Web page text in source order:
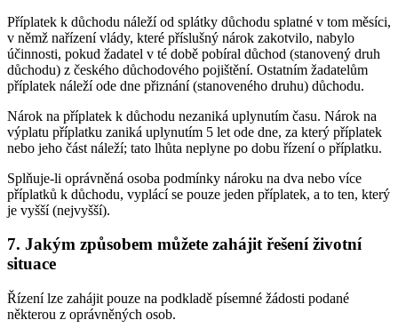
Příplatek k důchodu náleží od splátky důchodu splatné v tom měsíci,
v němž nařízení vlády, které příslušný nárok zakotvilo, nabylo
účinnosti, pokud žadatel v té době pobíral důchod (stanovený druh
důchodu) z českého důchodového pojištění. Ostatním žadatelům
příplatek náleží ode dne přiznání (stanoveného druhu) důchodu.
Nárok na příplatek k důchodu nezaniká uplynutím času. Nárok na
výplatu příplatku zaniká uplynutím 5 let ode dne, za který příplatek
nebo jeho část náleží; tato lhůta neplyne po dobu řízení o příplatku.
Splňuje-li oprávněná osoba podmínky nároku na dva nebo více
příplatků k důchodu, vyplácí se pouze jeden příplatek, a to ten, který
je vyšší (nejvyšší).
7. Jakým způsobem můžete zahájit řešení životní
situace
Řízení lze zahájit pouze na podkladě písemné žádosti podané
některou z oprávněných osob.